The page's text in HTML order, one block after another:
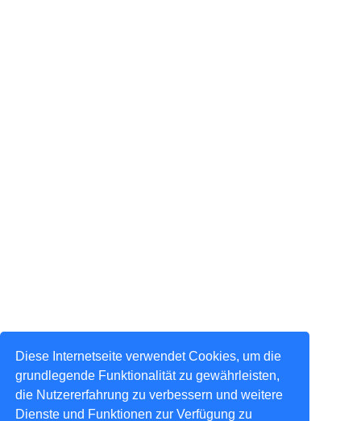
Diese Internetseite verwendet Cookies, um die
grundlegende Funktionalität zu gewährleisten,
die Nutzererfahrung zu verbessern und weitere
Dienste und Funktionen zur Verfügung zu